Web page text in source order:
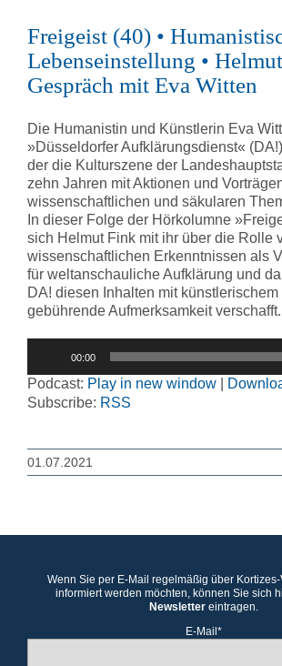
Kortizes Website
Freigeist (40) •
Lebenseinstellung •
Gespräch mit Eva Witten
Die Humanistin und Künstlerin Eva
»Düsseldorfer Aufklärungsdienst«
der die Kulturszene der
zehn Jahren mit Aktionen und
wissenschaftlichen und säkularen
In dieser Folge der Hörkolumne
sich Helmut Fink mit ihr über die Rolle
wissenschaftlichen Erkenntnissen als
für weltanschauliche Aufklärung und
DA! diesen Inhalten mit
gebührende Aufmerksamkeit verschafft.
00:00
Podcast: Play in new window
Subscribe: RSS
01.07.2021
Wenn Sie per E-Mail regelmäßig über
informiert werden möchten, können Sie sich
Newsletter eintragen.
E-Mail*